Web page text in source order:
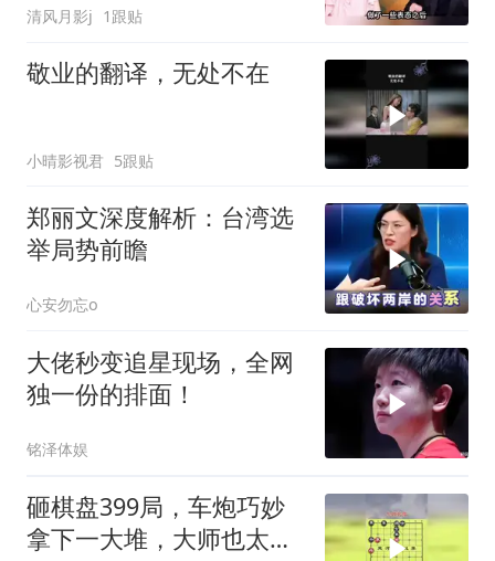
清风月影j 1跟贴
敬业的翻译，无处不在
小晴影视君 5跟贴
郑丽文深度解析：台湾选
举局势前瞻
心安勿忘o
大佬秒变追星现场，全网
独一份的排面！
铭泽体娱
砸棋盘399局，车炮巧妙
拿下一大堆，大师也太厉